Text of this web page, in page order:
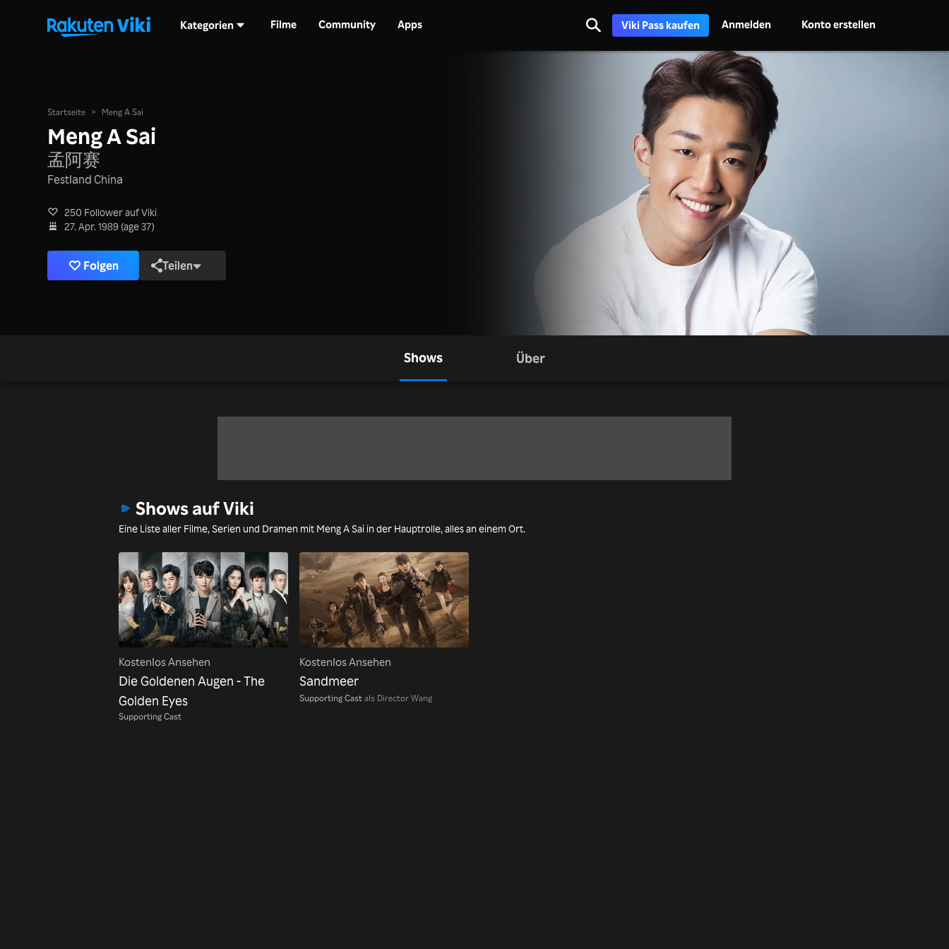
Kategorien Filme Community Apps Viki Pass kaufen Anmelden Konto erstellen
Startseite > Meng A Sai
Meng A Sai
孟阿赛
Festland China
250 Follower auf Viki
27. Apr. 1989 (age 37)
Folgen Teilen
Shows Über
Shows auf Viki
Eine Liste aller Filme, Serien und Dramen mit Meng A Sai in der Hauptrolle, alles an einem Ort.
Kostenlos Ansehen
Die Goldenen Augen - The
Golden Eyes
Supporting Cast
Kostenlos Ansehen
Sandmeer
Supporting Castals Director Wang